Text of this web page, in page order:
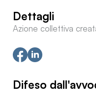
Dettagli
Azione collettiva
Difeso